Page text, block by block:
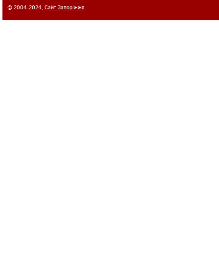
© 2004-2024, Сайт Запоріжжя.